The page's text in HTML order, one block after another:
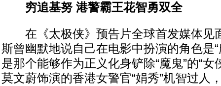
穷追基努 港警霸王花智勇双全
在《太极侠》预告片全球首发媒体见
斯曾幽默地说自己在电影中扮演的角色是
是那个能够作为正义化身铲除“魔鬼”的“女
莫文蔚饰演的香港女警官“娟秀”机智过人